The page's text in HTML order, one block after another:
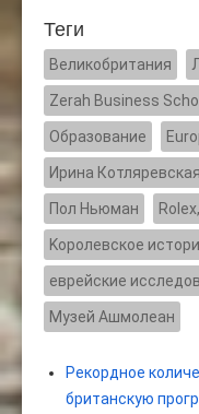
Теги
Великобритания
Zerah Business
Образование
Ирина Котляревская
Пол Ньюман Rolex,
Kоролевское
еврейские
Музей Ашмолеан
Рекордное
британскую